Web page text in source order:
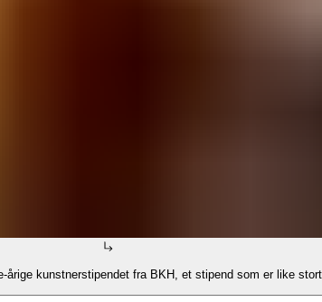
kunstnerstipendet fra BKH, et stipend som er like